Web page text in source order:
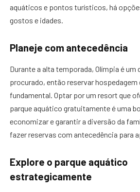
aquáticos e pontos turísticos, há
gostos e idades.
Planeje com antecedência
Durante a alta temporada, Olímpia é
procurado, então reservar
fundamental. Optar por um resort que
parque aquático gratuitamente é uma
economizar e garantir a diversão da
fazer reservas com antecedência para
Explore o parque aquático
estrategicamente